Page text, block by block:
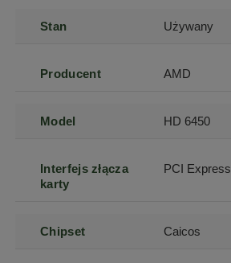
Stan Używany
Producent AMD
Model HD 6450
Interfejs złącza
karty
PCI Express
Chipset Caicos